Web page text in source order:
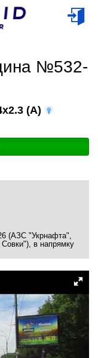
№532-
(A)
(АЗС "Укрнафта",
в напрямку